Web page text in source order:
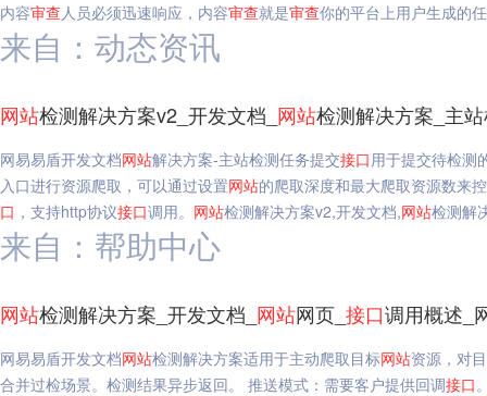
内容审查人员必须迅速响应，内容审查就是审查你的平台上用户生成的
来自：动态资讯
网站检测解决方案v2_开发文档_ 网站检测解决方案_主
网易易盾开发文档网站解决方案-主站检测任务提交接口用于提交待检测
入口进行资源爬取，可以通过设置网站的爬取深度和最大爬取资源数来
口 ，支持http协议接口调用。 网站检测解决方案v2,开发文档,网站检测解
来自：帮助中心
网站检测解决方案_开发文档_ 网站网页_ 接口调用概述_
网易易盾开发文档网站检测解决方案适用于主动爬取目标网站资源，对
合并过检场景。检测结果异步返回。 推送模式：需要客户提供回调接口